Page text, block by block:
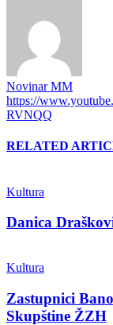
Novinar MM
https://
RVNQQ
RELATED
Kultura
Danica
Kultura
Zastupnici
Skupštine ŽZH